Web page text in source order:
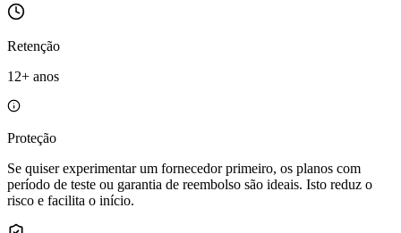
Retenção
12+ anos
Proteção
Se quiser experimentar um fornecedor primeiro, os planos com
período de teste ou garantia de reembolso são ideais. Isto reduz o
risco e facilita o início.